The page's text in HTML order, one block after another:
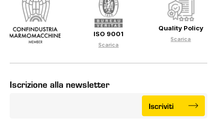
ISO 9001
Scarica
Quality Policy
Scarica
Iscrizione alla newsletter
Iscriviti